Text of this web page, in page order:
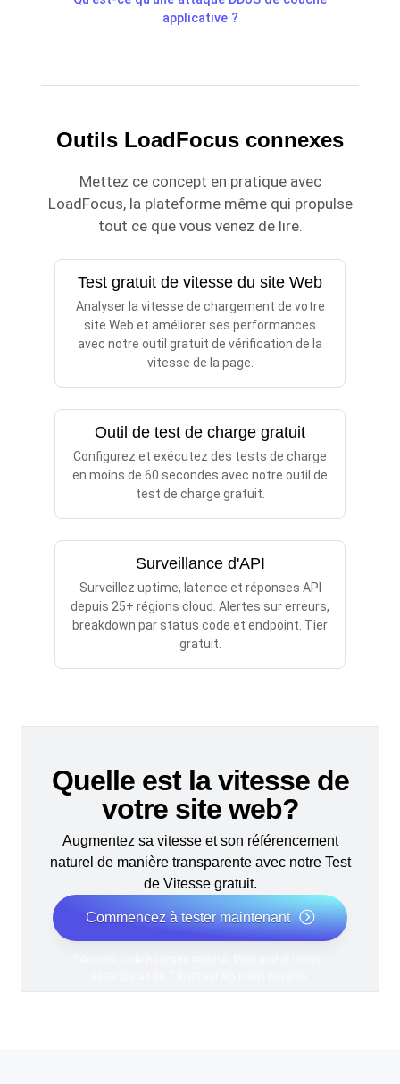
applicative ?
Outils LoadFocus connexes
Mettez ce concept en pratique avec
LoadFocus, la plateforme même qui propulse
tout ce que vous venez de lire.
Test gratuit de vitesse du site Web
Analyser la vitesse de chargement de votre
site Web et améliorer ses performances
avec notre outil gratuit de vérification de la
vitesse de la page.
Outil de test de charge gratuit
Configurez et exécutez des tests de charge
en moins de 60 secondes avec notre outil de
test de charge gratuit.
Surveillance d'API
Surveillez uptime, latence et réponses API
depuis 25+ régions cloud. Alertes sur erreurs,
breakdown par status code et endpoint. Tier
gratuit.
Quelle est la vitesse de
votre site web?
Augmentez sa vitesse et son référencement
naturel de manière transparente avec notre Test
de Vitesse gratuit.
Commencez à tester maintenant